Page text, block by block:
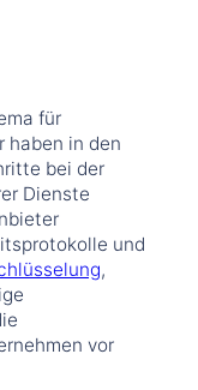
für
haben in den
bei der
Dienste
und
,
vor